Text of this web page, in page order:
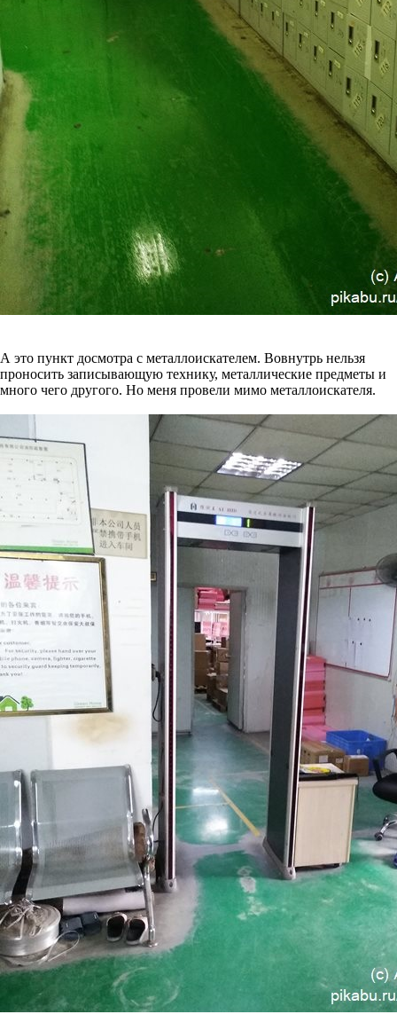
А это пункт досмотра с металлоискателем. Вовнутрь нельзя
проносить записывающую технику, металлические предметы и
много чего другого. Но меня провели мимо металлоискателя.